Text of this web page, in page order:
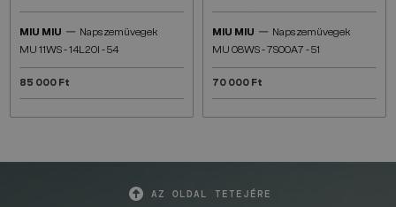
MIU MIU — Napszemüvegek
MU 11WS - 14L20I - 54
85 000 Ft
MIU MIU — Napszemüvegek
MU 08WS - 7S00A7 - 51
70 000 Ft
AZ OLDAL TETEJÉRE